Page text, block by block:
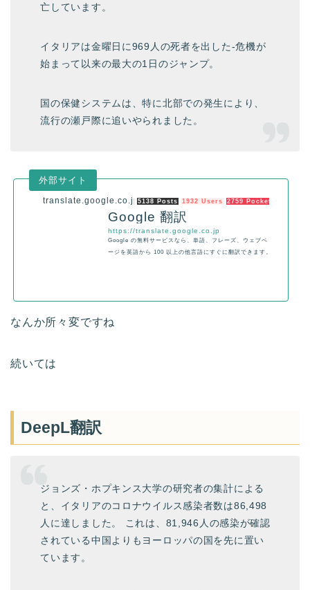
亡しています。
イタリアは金曜日に969人の死者を出した-危機が
始まって以来の最大の1日のジャンプ。
国の保健システムは、特に北部での発生により、
流行の瀬戸際に追いやられました。
translate.google.co.jp5138 Posts 1932 Users 2759 Pockets
Google 翻訳
https://translate.google.co.jp
Google の無料サービスなら、単語、フレーズ、ウェブペ
ージを英語から 100 以上の他言語にすぐに翻訳できます。
なんか所々変ですね
続いては
DeepL翻訳
ジョンズ・ホプキンス大学の研究者の集計による
と、イタリアのコロナウイルス感染者数は86,498
人に達しました。 これは、81,946人の感染が確認
されている中国よりもヨーロッパの国を先に置い
ています。